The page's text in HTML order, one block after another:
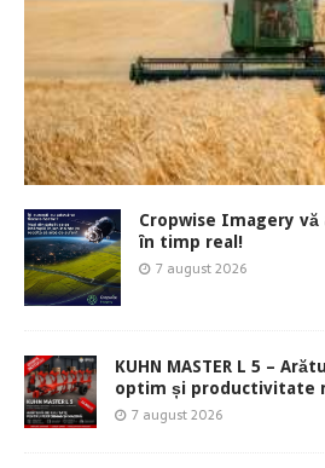
Cropwise Imagery
în timp real!
7 august 2026
KUHN MASTER L 5 –
optim și productivitate
7 august 2026